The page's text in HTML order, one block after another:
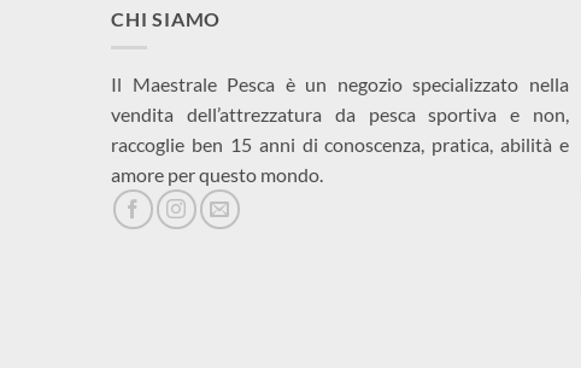
CHI SIAMO
Il Maestrale Pesca è un negozio specializzato nella
vendita dell’attrezzatura da pesca sportiva e non,
raccoglie ben 15 anni di conoscenza, pratica, abilità e
amore per questo mondo.